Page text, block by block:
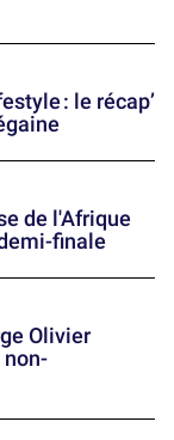
: le récap’
de l'Afrique
finale
Olivier
non-